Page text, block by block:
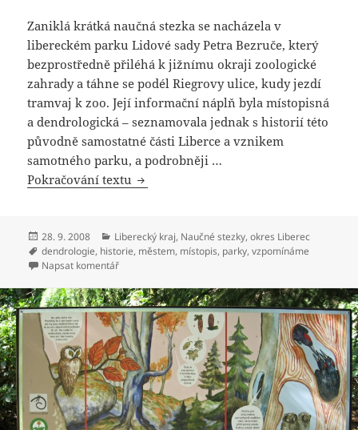
Zaniklá krátká naučná stezka se nacházela v
libereckém parku Lidové sady Petra Bezruče, který
bezprostředně přiléhá k jižnímu okraji zoologické
zahrady a táhne se podél Riegrovy ulice, kudy jezdí
tramvaj k zoo. Její informační náplň byla místopisná
a dendrologická – seznamovala jednak s historií této
původně samostatné části Liberce a vznikem
samotného parku, a podrobněji …
Pokračování textu Naučná ministezka Lidové sady –
Publikováno:
28. 9. 2008 Rubriky:
Liberecký kraj, Naučné stezky,okres Liberec
Štítky:
dendrologie, historie, městem, místopis, parky,vzpomínáme
Napsat komentář